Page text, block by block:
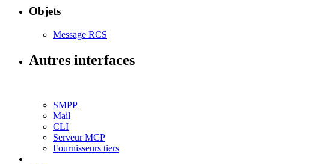
Objets
Message RCS
Autres interfaces
SMPP
Mail
CLI
Serveur MCP
Fournisseurs tiers